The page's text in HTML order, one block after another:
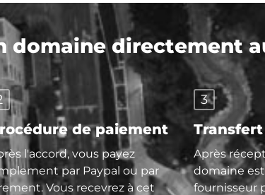
domaine directement
de paiement
l'accord, vous payez
par Paypal ou par
Vous recevrez à cet
3
Après
domaine
fournisseur